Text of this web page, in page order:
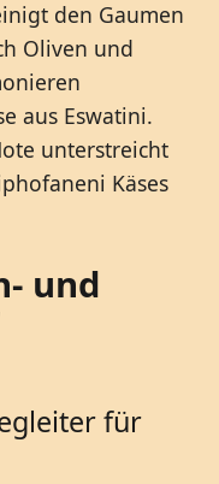
den Gaumen
Oliven und
aus Eswatini.
unterstreicht
Käses
und
für